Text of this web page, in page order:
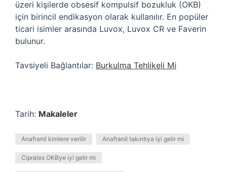
üzeri kişilerde obsesif kompulsif bozukluk (OKB)
için birincil endikasyon olarak kullanılır. En popüler
ticari isimler arasında Luvox, Luvox CR ve Faverin
bulunur.
Tavsiyeli Bağlantılar: Burkulma Tehlikeli Mi
Tarih: Makaleler
Anafranil kimlere verilir Anafranil takıntıya iyi gelir mi
Cipralex OKBye iyi gelir mi